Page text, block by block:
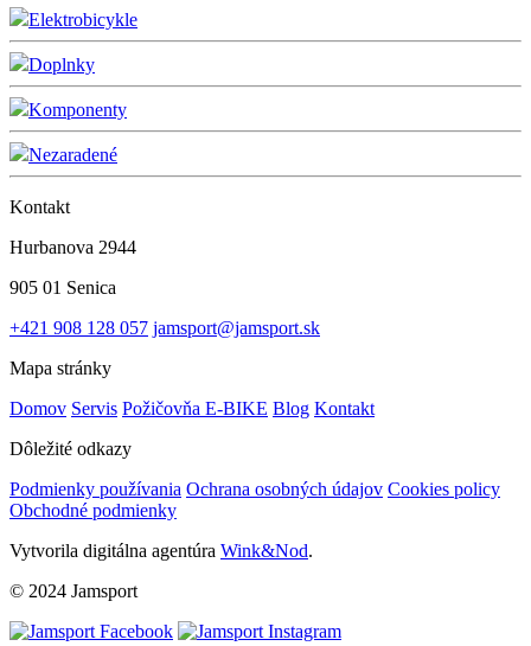
Elektrobicykle
Doplnky
Komponenty
Nezaradené
Kontakt
Hurbanova 2944
905 01 Senica
+421 908 128 057 jamsport@jamsport.sk
Mapa stránky
Domov Servis Požičovňa E-BIKE Blog Kontakt
Dôležité odkazy
Podmienky používania Ochrana osobných údajov Cookies policy
Obchodné podmienky
Vytvorila digitálna agentúra Wink&Nod.
© 2024 Jamsport